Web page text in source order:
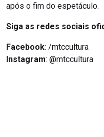
após o fim do espetáculo.
Siga as redes sociais
Facebook: /mtccultura
Instagram: @mtccultura